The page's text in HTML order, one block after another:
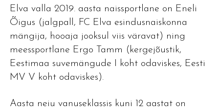
Elva valla 2019. aasta naissportlane on Eneli
Õigus (jalgpall, FC Elva esindusnaiskonna
mängija, hooaja jooksul viis väravat) ning
meessportlane Ergo Tamm (kergejõustik,
Eestimaa suvemängude I koht odaviskes, Eesti
MV V koht odaviskes).
Aasta neiu vanuseklassis kuni 12 aastat on